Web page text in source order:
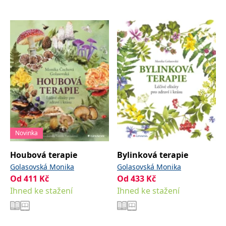
Novinka
Houbová terapie
Golasovská Monika
Od 411 Kč
Ihned ke stažení
Bylinková terapie
Golasovská Monika
Od 433 Kč
Ihned ke stažení
www.bambook.cz
prohlížeče
generovaný
aplikacemi
založenými
na jazyce
PHP. Toto je
univerzální
identifikátor
používaný k
udržování
proměnných
relací
uživatelů.
Obvykle se
jedná o
náhodně
vygenerované
číslo, jeho
být specifické
pro daný
web, ale
dobrým
udržování
přihlášeného